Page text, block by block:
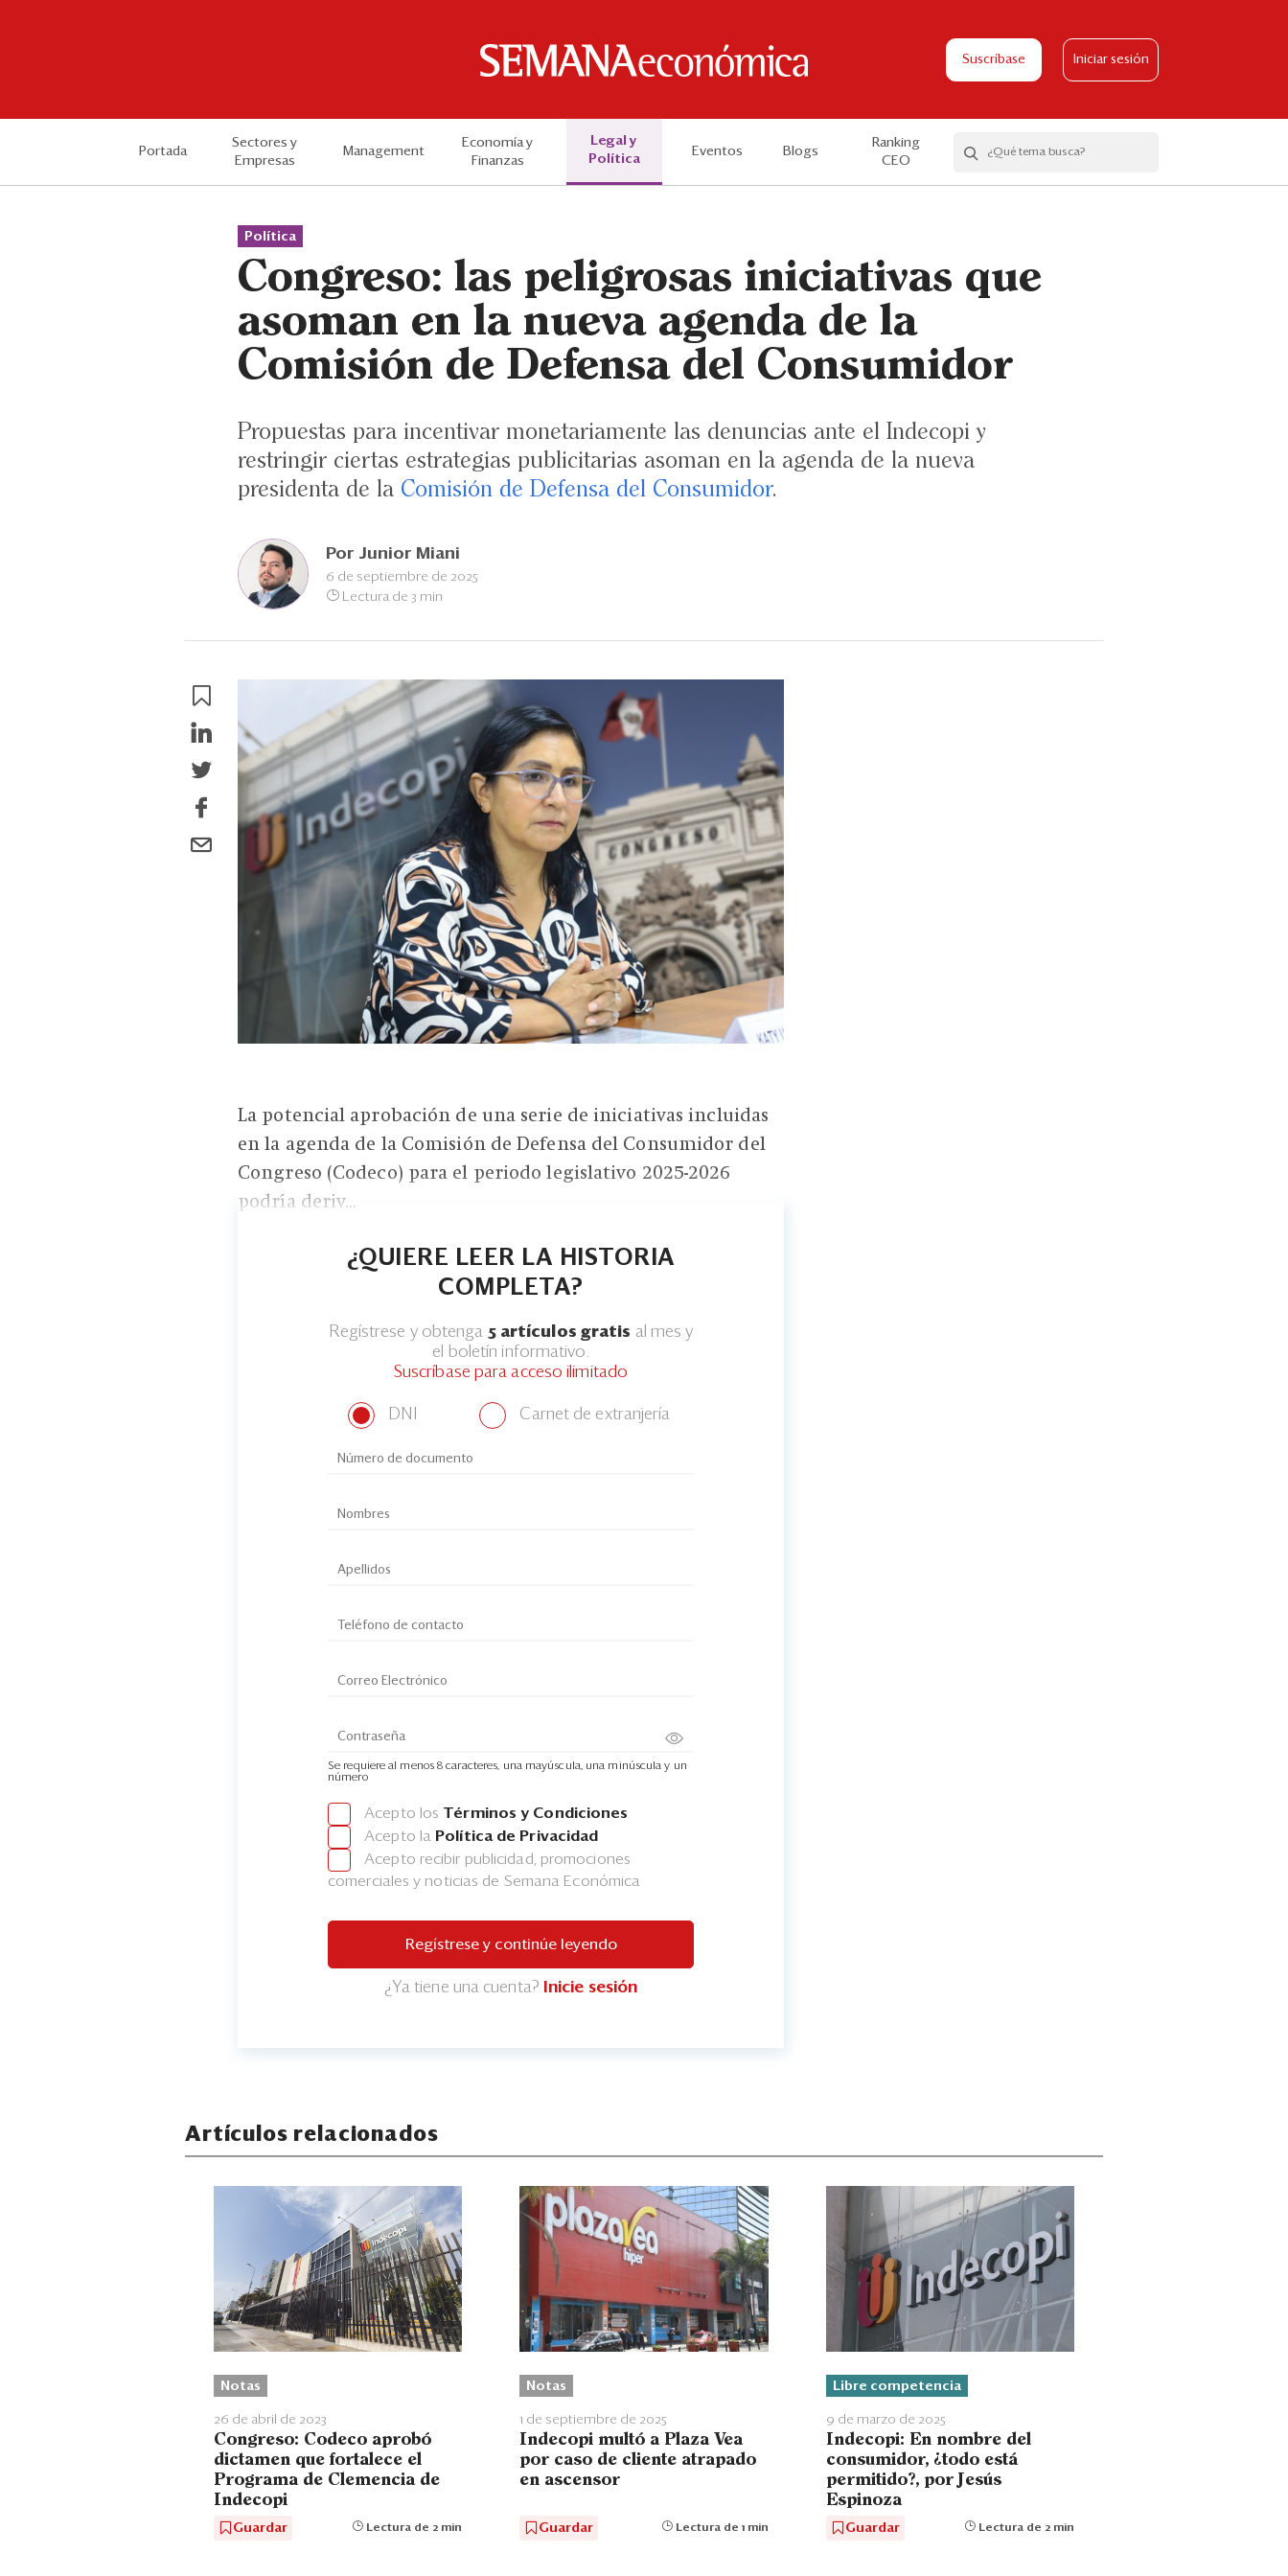
Suscríbase Iniciar sesión
Portada
Sectores y
Empresas
Management
Economía y
Finanzas
Legal y
Política
Eventos Blogs
Ranking
CEO
Política
Congreso: las peligrosas iniciativas que
asoman en la nueva agenda de la
Comisión de Defensa del Consumidor
Propuestas para incentivar monetariamente las denuncias ante el Indecopi y
restringir ciertas estrategias publicitarias asoman en la agenda de la nueva
presidenta de la Comisión de Defensa del Consumidor.
Por Junior Miani
6 de septiembre de 2025
Lectura de 3 min
La potencial aprobación de una serie de iniciativas incluidas
en la agenda de la Comisión de Defensa del Consumidor del
Congreso (Codeco) para el periodo legislativo 2025-2026
podría deriv...
¿QUIERE LEER LA HISTORIA
COMPLETA?
Regístrese y obtenga 5 artículos gratis al mes y
el boletín informativo.
Suscríbase para acceso ilimitado
DNI Carnet de extranjería
Se requiere al menos 8 caracteres, una mayúscula, una minúscula y un
número
Acepto los Términos y Condiciones
Acepto la Política de Privacidad
Acepto recibir publicidad, promociones
comerciales y noticias de Semana Económica
Regístrese y continúe leyendo
¿Ya tiene una cuenta? Inicie sesión
Artículos relacionados
Notas
26 de abril de 2023
Congreso: Codeco aprobó
dictamen que fortalece el
Programa de Clemencia de
Indecopi
Guardar Lectura de 2 min
Notas
1 de septiembre de 2025
Indecopi multó a Plaza Vea
por caso de cliente atrapado
en ascensor
Guardar Lectura de 1 min
Libre competencia
9 de marzo de 2025
Indecopi: En nombre del
consumidor, ¿todo está
permitido?, por Jesús
Espinoza
Guardar Lectura de 2 min